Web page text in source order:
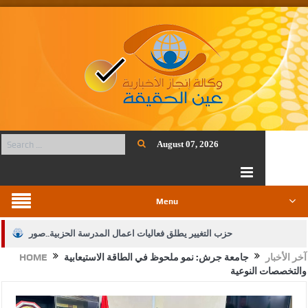
August 07, 2026
Menu
حزب التغيير يطلق فعاليات اعمال المدرسة الحزبية..صور
الجيش يفتح باب التجنيد لحملة البكالوريوس في الحقوق والقانون
HOME آخر الأخبار
جامعة جرش: نمو ملحوظ في الطاقة الاستيعابية
والتخصصات النوعية